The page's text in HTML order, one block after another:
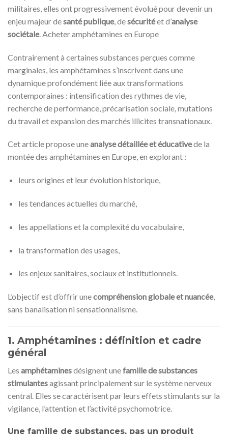
militaires, elles ont progressivement évolué pour devenir un
enjeu majeur desanté publique, desécuritéet d’analyse
sociétale. Acheter amphétamines en Europe
Contrairement à certaines substances perçues comme
marginales, les amphétamines s’inscrivent dans une
dynamique profondément liée aux transformations
contemporaines : intensification des rythmes de vie,
recherche de performance, précarisation sociale, mutations
du travail et expansion des marchés illicites transnationaux.
Cet article propose uneanalyse détaillée et éducativede la
montée des amphétamines en Europe, en explorant :
leurs origines et leur évolution historique,
les tendances actuelles du marché,
les appellations et la complexité du vocabulaire,
la transformation des usages,
les enjeux sanitaires, sociaux et institutionnels.
L’objectif est d’offrir unecompréhension globale et nuancée,
sans banalisation ni sensationnalisme.
1. Amphétamines : définition et cadre
général
Les amphétaminesdésignent unefamille de substances
stimulantesagissant principalement sur le système nerveux
central. Elles se caractérisent par leurs effets stimulants sur la
vigilance, l’attention et l’activité psychomotrice.
Une famille de substances, pas un produit